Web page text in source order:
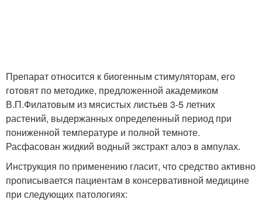
Препарат относится к биогенным стимуляторам, его
готовят по методике, предложенной академиком
В.П.Филатовым из мясистых листьев 3-5 летних
растений, выдержанных определенный период при
пониженной температуре и полной темноте.
Расфасован жидкий водный экстракт алоэ в ампулах.
Инструкция по применению гласит, что средство активно
прописывается пациентам в консервативной медицине
при следующих патологиях: